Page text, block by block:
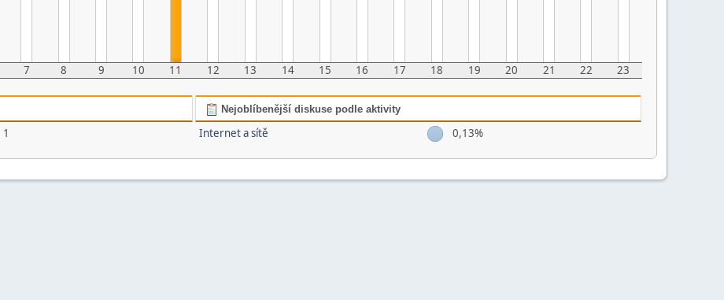
7 8 9 10 11 12 13 14 15 16 17 18 19 20 21 22 23
1
Nejoblíbenější diskuse podle aktivity
Internet a sítě 0,13%